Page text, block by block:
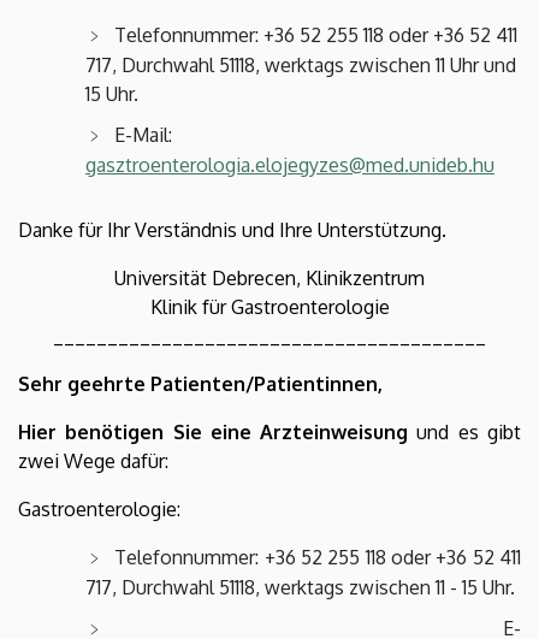
Telefonnummer: +36 52 255 118 oder +36 52 411
717, Durchwahl 51118, werktags zwischen 11 Uhr und
15 Uhr.
E-Mail:
gasztroenterologia.elojegyzes@med.unideb.hu
Danke für Ihr Verständnis und Ihre Unterstützung.
Universität Debrecen, Klinikzentrum
Klinik für Gastroenterologie
Sehr geehrte Patienten/Patientinnen,
Hier benötigen Sie eine Arzteinweisung und es gibt
zwei Wege dafür:
Gastroenterologie:
Telefonnummer: +36 52 255 118 oder +36 52 411
717, Durchwahl 51118, werktags zwischen 11 - 15 Uhr.
E-